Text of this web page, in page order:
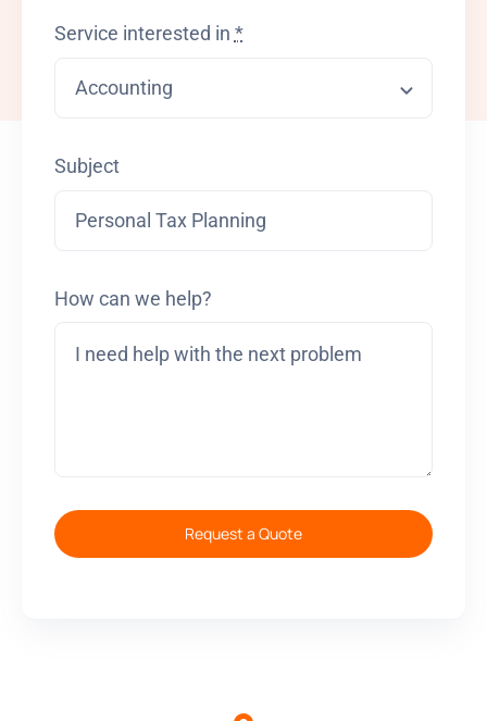
CONTACTO
Service interested in *
Subject
How can we help?
Request a Quote